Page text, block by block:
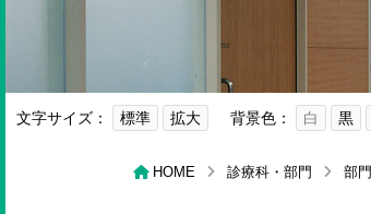
文字サイズ： 標準 拡大 背景色： 白 黒
HOME 診療科・部門 部門